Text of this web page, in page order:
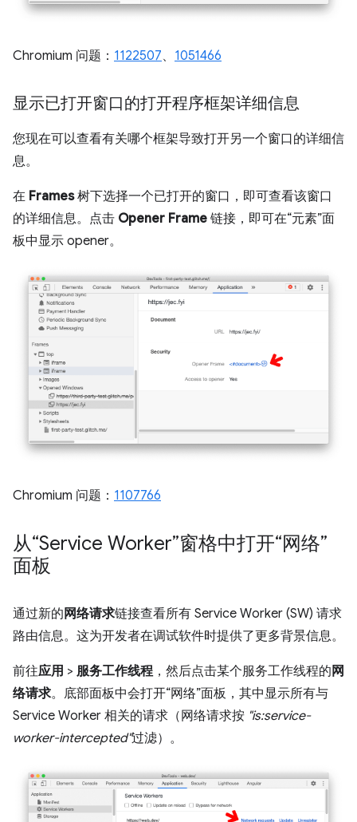
Chromium 问题： 1122507、 1051466
显示已打开窗口的打开程序框架详细信息
您现在可以查看有关哪个框架导致打开另一个窗口的详细信
息。
在 Frames树下选择一个已打开的窗口，即可查看该窗口
的详细信息。点击 Opener Frame 链接，即可在“元素”面
板中显示 opener。
Chromium 问题： 1107766
从“Service Worker”窗格中打开“网络”
面板
通过新的 网络请求链接查看所有 Service Worker (SW) 请求
路由信息。这为开发者在调试软件时提供了更多背景信息。
前往应用 > 服务工作线程 ，然后点击某个服务工作线程的 网
络请求。底部面板中会打开“网络”面板，其中显示所有与
Service Worker 相关的请求（网络请求按 "is:service-
worker-intercepted"过滤）。